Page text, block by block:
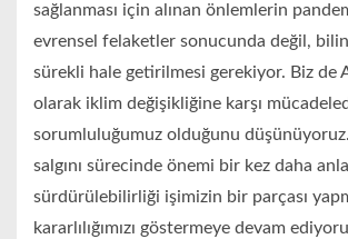
sağlanması için alınan önlemlerin
evrensel felaketler sonucunda değil,
sürekli hale getirilmesi gerekiyor. Biz de
olarak iklim değişikliğine karşı
sorumluluğumuz olduğunu
salgını sürecinde önemi bir kez daha
sürdürülebilirliği işimizin bir parçası
kararlılığımızı göstermeye devam